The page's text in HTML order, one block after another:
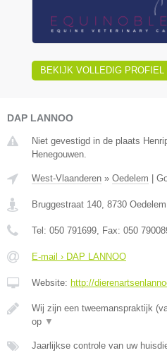
BEKIJK VOLLEDIG PROFIEL
DAP LANNOO
Niet gevestigd in de plaats
Henegouwen.
West-Vlaanderen » Oedelem |
Bruggestraat 140 8730 Oedelem
Tel: 050 791699 , Fax: 050
E-mail › DAP LANNOO
Website: http://
Wij zijn een tweemanspraktijk
op ▼
Jaarlijkse controle van uw